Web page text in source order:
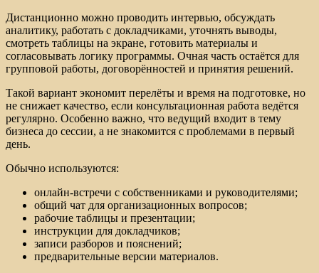
Дистанционно можно проводить интервью, обсуждать
аналитику, работать с докладчиками, уточнять выводы,
смотреть таблицы на экране, готовить материалы и
согласовывать логику программы. Очная часть остаётся для
групповой работы, договорённостей и принятия решений.
Такой вариант экономит перелёты и время на подготовке, но
не снижает качество, если консультационная работа ведётся
регулярно. Особенно важно, что ведущий входит в тему
бизнеса до сессии, а не знакомится с проблемами в первый
день.
Обычно используются:
онлайн-встречи с собственниками и руководителями;
общий чат для организационных вопросов;
рабочие таблицы и презентации;
инструкции для докладчиков;
записи разборов и пояснений;
предварительные версии материалов.